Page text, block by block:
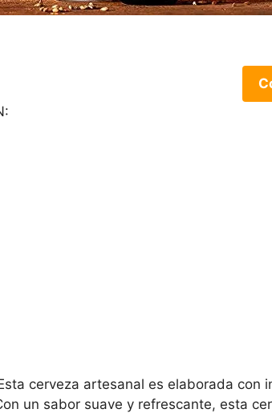
cerveza artesanal es elaborada
un sabor suave y refrescante, esta